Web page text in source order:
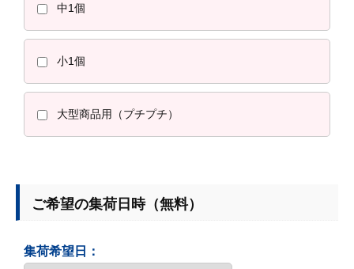
中1個
小1個
大型商品用（プチプチ）
ご希望の集荷日時（無料）
集荷希望日：